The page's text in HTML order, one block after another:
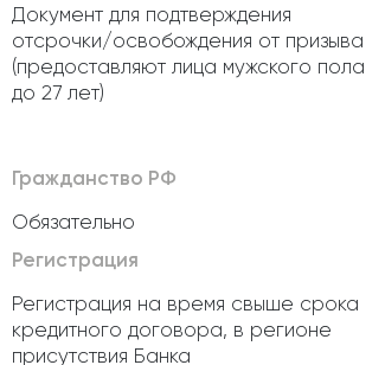
Документ для подтверждения
отсрочки/освобождения от призыва
(предоставляют лица мужского пола
до 27 лет)
Гражданство РФ
Обязательно
Регистрация
Регистрация на время свыше срока
кредитного договора, в регионе
присутствия Банка